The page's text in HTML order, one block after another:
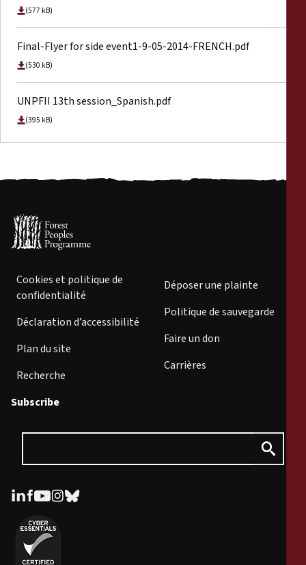
(577 kB)
Final-Flyer for side event1-9-05-2014-FRENCH.pdf
(530 kB)
UNPFII 13th session_Spanish.pdf
(395 kB)
Cookies et politique de
confidentialité
Déclaration d’accessibilité
Plan du site
Recherche
Déposer une plainte
Politique de sauvegarde
Faire un don
Carrières
Subscribe